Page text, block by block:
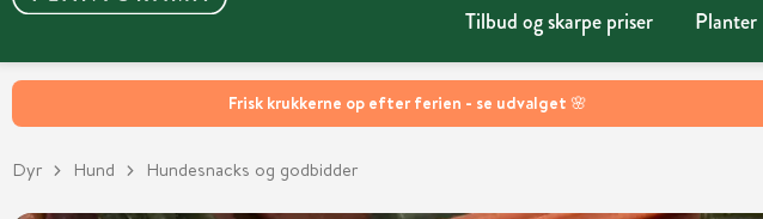
Frisk krukkerne op efter ferien - se udvalget 🌸
Tilbud og skarpe priser Planter
Dyr Hund Hundesnacks og godbidder